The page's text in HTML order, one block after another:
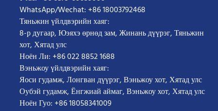
WhatsApp/Wechat: +86 18003792468
Тяньжин үйлдвэрийн хаяг:
8-р дугаар, Юэяхэ өрнөд зам, Жинань дүүрэг, Тяньжин
хот, Хятад улс
Ноён Ли: +86 022 8852 1688
Вэньжоу үйлдвэрийн хаяг:
Яоси гудамж, Лонгван дүүрэг, Вэньжоу хот, Хятад улс
Оубэй гудамж, Ёнгжиай аймаг, Вэньжоу хот, Хятад улс
Ноён Гуо: +86 18058341009